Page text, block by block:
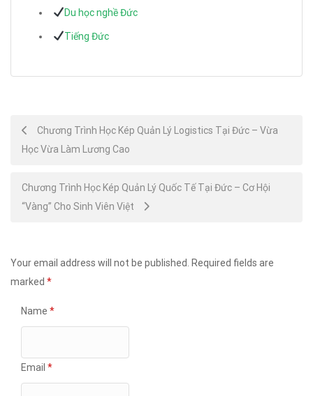
Du học nghề Đức
Tiếng Đức
Post
navigation
Chương Trình Học Kép Quản Lý Logistics Tại Đức – Vừa
Học Vừa Làm Lương Cao
Chương Trình Học Kép Quản Lý Quốc Tế Tại Đức – Cơ Hội
“Vàng” Cho Sinh Viên Việt
Your email address will not be published.
Required fields are
marked *
Name *
Email *